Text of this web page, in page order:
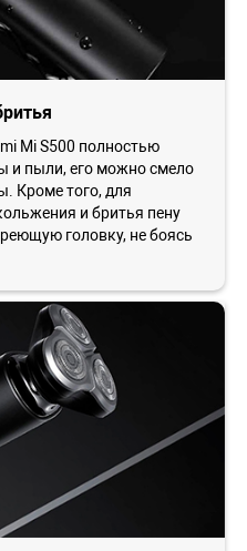
Mi S500 полностью
и пыли, его можно смело
Кроме того, для
и бритья пену
головку, не боясь